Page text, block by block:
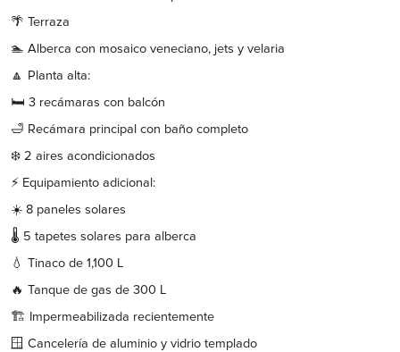
🌴 Terraza
🏊 Alberca con mosaico veneciano, jets y velaria
🔼 Planta alta:
🛏️ 3 recámaras con balcón
🛁 Recámara principal con baño completo
❄️ 2 aires acondicionados
⚡ Equipamiento adicional:
☀️ 8 paneles solares
🌡️ 5 tapetes solares para alberca
💧 Tinaco de 1,100 L
🔥 Tanque de gas de 300 L
🏗️ Impermeabilizada recientemente
🪟 Cancelería de aluminio y vidrio templado